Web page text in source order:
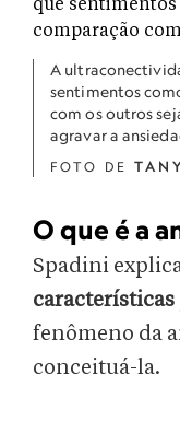
A
sentimentos
com os outros
agravar a
FOTO DE
O que é a
Spadini
fenômeno da
conceituá-la.